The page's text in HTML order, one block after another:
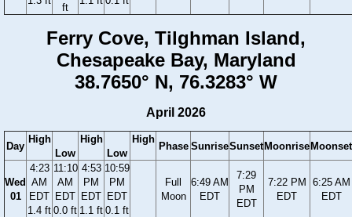
ft
Ferry Cove, Tilghman Island,
Chesapeake Bay, Maryland
38.7650° N, 76.3283° W
April 2026
Day
High
Low
High
Low
High
Phase SunriseSunsetMoonriseMoonset
Wed
01
4:23
AM
EDT
1.4 ft
11:10
AM
EDT
0.0 ft
4:53
PM
EDT
1.1 ft
10:59
PM
EDT
0.1 ft
Full
Moon
6:49 AM
EDT
7:29
PM
EDT
7:22 PM
EDT
6:25 AM
EDT